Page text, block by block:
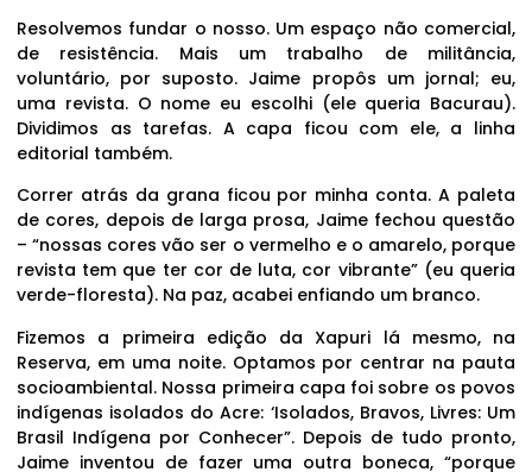
Resolvemos fundar o nosso. Um espaço não comercial,
de resistência. Mais um trabalho de militância,
voluntário, por suposto. Jaime propôs um jornal; eu,
uma revista. O nome eu escolhi (ele queria Bacurau).
Dividimos as tarefas. A capa ficou com ele, a linha
editorial também.
Correr atrás da grana ficou por minha conta. A paleta
de cores, depois de larga prosa, Jaime fechou questão
– “nossas cores vão ser o vermelho e o amarelo, porque
revista tem que ter cor de luta, cor vibrante” (eu queria
verde-floresta). Na paz, acabei enfiando um branco.
Fizemos a primeira edição da Xapuri lá mesmo, na
Reserva, em uma noite. Optamos por centrar na pauta
socioambiental. Nossa primeira capa foi sobre os povos
indígenas isolados do Acre: ‘Isolados, Bravos, Livres: Um
Brasil Indígena por Conhecer”. Depois de tudo pronto,
Jaime inventou de fazer uma outra boneca, “porque